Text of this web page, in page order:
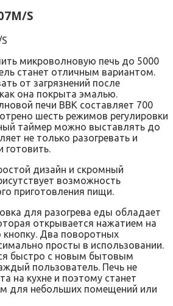
S
микроволновую печь до 5000
станет отличным вариантом.
от загрязнений после
она покрыта эмалью.
печи BBK составляет 700
шесть режимов регулировки
таймер можно выставлять до
не только разогревать и
готовить.
дизайн и скромный
возможность
приготовления пищи.
для разогрева еды обладает
открывается нажатием на
Два поворотных
просты в использовании.
быстро с новым бытовым
пользователь. Печь не
на кухне и поэтому станет
для небольших помещений или